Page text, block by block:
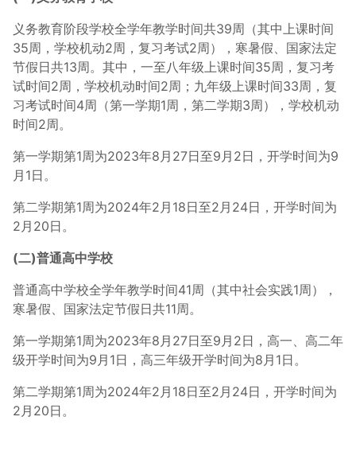
义务教育阶段学校全学年教学时间共39周（其中上课时间
35周，学校机动2周，复习考试2周），寒暑假、国家法定
节假日共13周。其中，一至八年级上课时间35周，复习考
试时间2周，学校机动时间2周；九年级上课时间33周，复
习考试时间4周（第一学期1周，第二学期3周），学校机动
时间2周。
第一学期第1周为2023年8月27日至9月2日，开学时间为9
月1日。
第二学期第1周为2024年2月18日至2月24日，开学时间为
2月20日。
(二)普通高中学校
普通高中学校全学年教学时间41周（其中社会实践1周），
寒暑假、国家法定节假日共11周。
第一学期第1周为2023年8月27日至9月2日，高一、高二年
级开学时间为9月1日，高三年级开学时间为8月1日。
第二学期第1周为2024年2月18日至2月24日，开学时间为
2月20日。